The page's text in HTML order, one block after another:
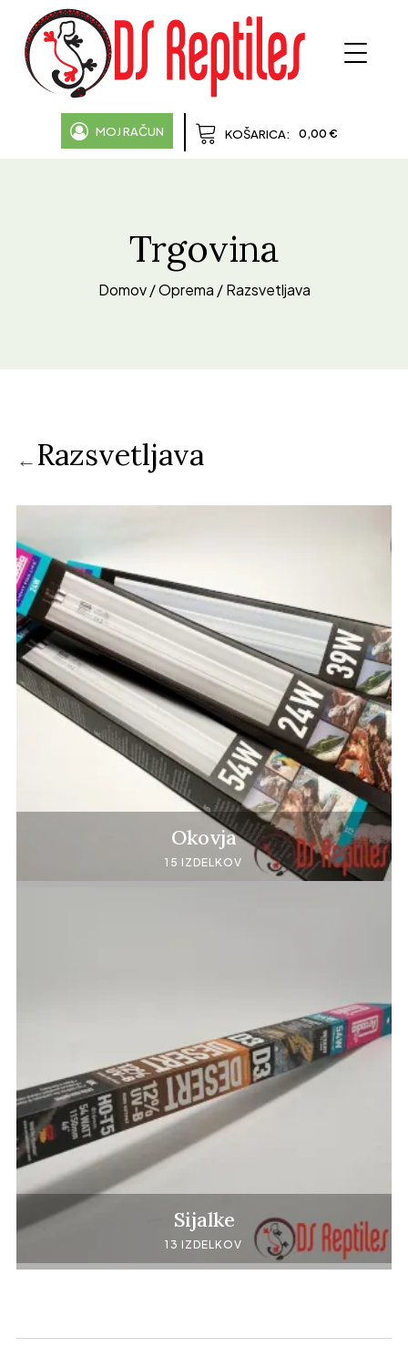
MOJ RAČUN KOŠARICA: 0,00 €
Trgovina
Domov/Oprema / Razsvetljava
← Razsvetljava
Okovja
15 IZDELKOV
Sijalke
13 IZDELKOV